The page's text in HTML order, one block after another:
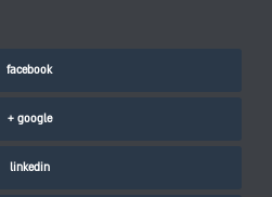
facebook
google +
linkedin